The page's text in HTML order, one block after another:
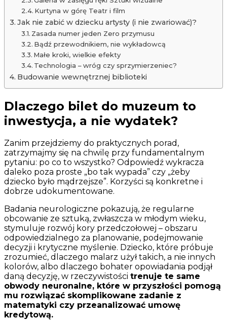
Kurtyna w górę Teatr i film
Jak nie zabić w dziecku artysty (i nie zwariować)?
Zasada numer jeden Zero przymusu
Bądź przewodnikiem, nie wykładowcą
Małe kroki, wielkie efekty
Technologia – wróg czy sprzymierzeniec?
Budowanie wewnętrznej biblioteki
Dlaczego bilet do muzeum to
inwestycja, a nie wydatek?
Zanim przejdziemy do praktycznych porad,
zatrzymajmy się na chwilę przy fundamentalnym
pytaniu: po co to wszystko? Odpowiedź wykracza
daleko poza proste „bo tak wypada” czy „żeby
dziecko było mądrzejsze”. Korzyści są konkretne i
dobrze udokumentowane.
Badania neurologiczne pokazują, że regularne
obcowanie ze sztuką, zwłaszcza w młodym wieku,
stymuluje rozwój kory przedczołowej – obszaru
odpowiedzialnego za planowanie, podejmowanie
decyzji i krytyczne myślenie. Dziecko, które próbuje
zrozumieć, dlaczego malarz użył takich, a nie innych
kolorów, albo dlaczego bohater opowiadania podjął
daną decyzję, w rzeczywistości trenuje te same
obwody neuronalne, które w przyszłości pomogą
mu rozwiązać skomplikowane zadanie z
matematyki czy przeanalizować umowę
kredytową.